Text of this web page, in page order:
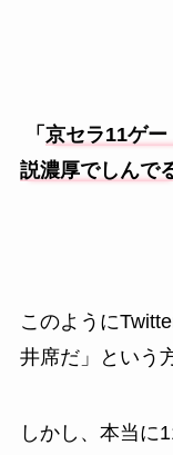
「 京セラ11ゲ
説濃厚でしんで
このように
井席だ」という
しかし、本当に